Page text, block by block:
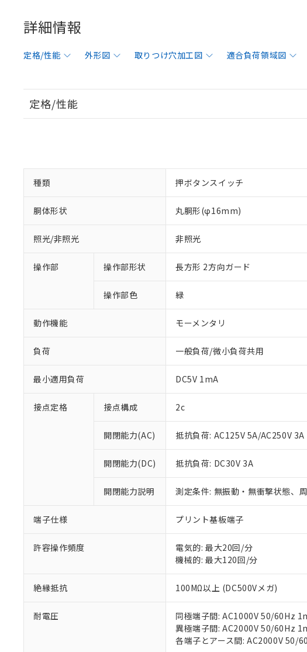
詳細情報
定格/性能 外形図 取りつけ穴加工図 適合負荷領域図
定格/性能
種類 押ボタンスイッチ
胴体形状 丸胴形(φ16mm)
照光/非照光 非照光
操作部 操作部形状 長方形 2方向ガード
操作部色 緑
動作機能 モーメンタリ
負荷 一般負荷/微小負荷共用
最小適用負荷 DC5V 1mA
接点定格 接点構成 2c
開閉能力(AC) 抵抗負荷: AC125V 5A/AC250V 3A
開閉能力(DC) 抵抗負荷: DC30V 3A
開閉能力説明 測定条件: 無振動・無衝撃状態
端子仕様 プリント基板端子
許容操作頻度
電気的: 最大20回/分
機械的: 最大120回/分
絶縁抵抗 100MΩ以上 (DC500Vメガ)
耐電圧
同極端子間: AC1000V 50/60Hz
異極端子間: AC2000V 50/60Hz
各端子とアース間: AC2000V 50/
ご利用条件
以下の条件をお読みいただき
本サービスは、当社制
くものです。
当社制御機器事業取扱商
在庫状況および標準価格
のであり、閲覧された時
い。
※1 対応状況
対応予定：EU RoHS指令（10
対応予定なし：EU RoHS指令
調査・確認中：EU RoHS指令
非該当品：ライセンス料など
仕入先様の事情により、非含
があります。
鉛(Pb) 1000ppm以下、 水銀(Hg)
ル（DBP） 1000ppm以下、フタル酸
但し、RoHS指令で産業用監視および
フタル酸エステル類の４物質について
※1 中国RoHS○×表
「○」：最大均質材料含有率
「×」：最大均質材料含有率
「－」：未確認です。当社販
*中国RoHS10物質の基準値 (GB/
Pb(鉛) :1000ppm、 Hg(水銀) :
Cr(Ⅵ)(六価クロム) : 1000ppm、 PBBs(
DBP(フタル酸ジブチル) : 1000ppm、
当社は、これら貴社製品
う）を輸出または国外へ
当社は規制貨物を破棄す
ます。
当社は貴社製品を、核兵
記
号
説明
○ 一定数以上の在庫あ